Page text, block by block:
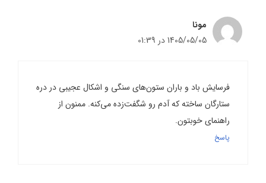
مونا
1405/05/05 در 01:39
فرسایش باد و باران ستون‌های سنگی و اشکال عجیبی در دره
ستارگان ساخته که آدم رو شگفت‌زده می‌کنه. ممنون از
راهنمای خوبتون.
پاسخ